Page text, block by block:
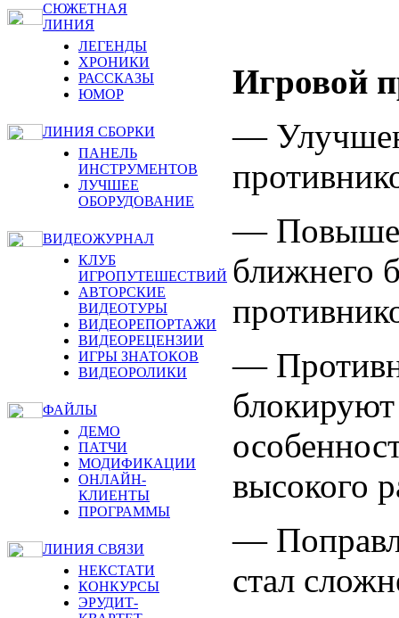
СЮЖЕТНАЯ
ЛИНИЯ
ЛЕГЕНДЫ
ХРОНИКИ
РАССКАЗЫ
ЮМОР
ЛИНИЯ СБОРКИ
ПАНЕЛЬ
ИНСТРУМЕНТОВ
ЛУЧШЕЕ
ОБОРУДОВАНИЕ
ВИДЕОЖУРНАЛ
КЛУБ
ИГРОПУТЕШЕСТВИЙ
АВТОРСКИЕ
ВИДЕОТУРЫ
ВИДЕОРЕПОРТАЖИ
ВИДЕОРЕЦЕНЗИИ
ИГРЫ ЗНАТОКОВ
ВИДЕОРОЛИКИ
ФАЙЛЫ
ДЕМО
ПАТЧИ
МОДИФИКАЦИИ
ОНЛАЙН-
КЛИЕНТЫ
ПРОГРАММЫ
ЛИНИЯ СВЯЗИ
НЕКСТАТИ
КОНКУРСЫ
ЭРУДИТ-
Игровой
—
—
ближнего
—
высокого
—
стал